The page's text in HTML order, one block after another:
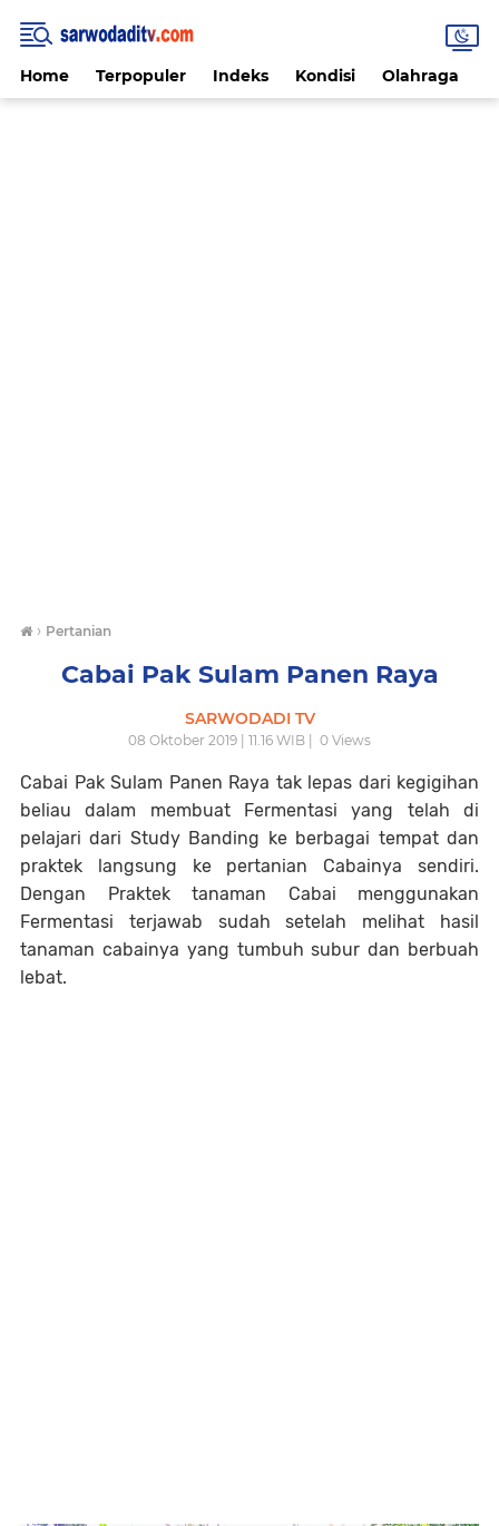
Home Terpopuler Indeks Kondisi Olahraga
› Pertanian
Cabai Pak Sulam Panen Raya
SARWODADI TV
08 Oktober 2019 | 11.16 WIB | 0 Views
Cabai Pak Sulam Panen Raya tak lepas dari kegigihan
beliau dalam membuat Fermentasi yang telah di
pelajari dari Study Banding ke berbagai tempat dan
praktek langsung ke pertanian Cabainya sendiri.
Dengan Praktek tanaman Cabai menggunakan
Fermentasi terjawab sudah setelah melihat hasil
tanaman cabainya yang tumbuh subur dan berbuah
lebat.